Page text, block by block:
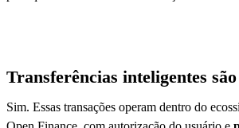
Transferências inteligentes
Sim. Essas transações operam dentro do